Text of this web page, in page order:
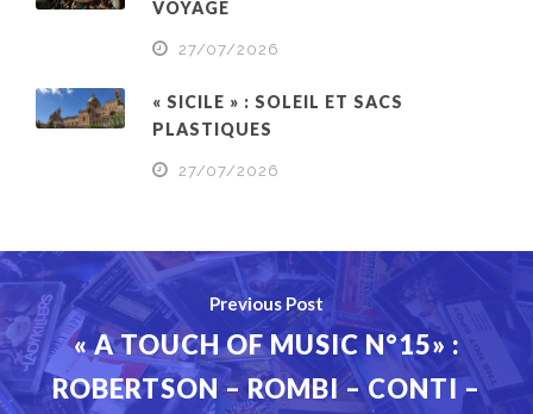
VOYAGE
27/07/2026
« SICILE » : SOLEIL ET SACS
PLASTIQUES
27/07/2026
Previous Post
« A TOUCH OF MUSIC N°15» :
ROBERTSON – ROMBI – CONTI –